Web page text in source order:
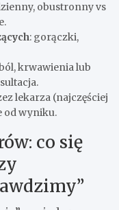
obustronny vs
: gorączki,
krwawienia lub
lekarza (najczęściej
od wyniku.
co się